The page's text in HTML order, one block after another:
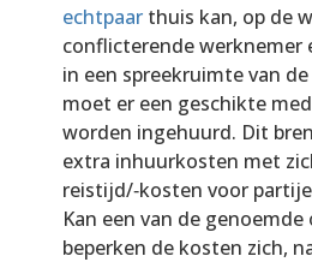
echtpaar thuis kan, op de
conflicterende werknemer
in een spreekruimte van
moet er een geschikte
worden ingehuurd. Dit
extra inhuurkosten met
reistijd/‐kosten voor
Kan een van de
beperken de kosten zich,